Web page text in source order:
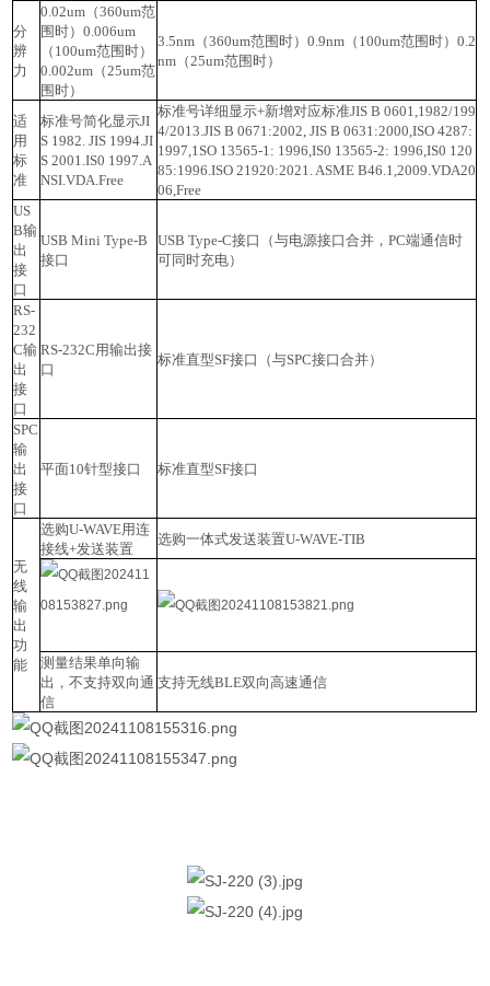
分
辨
力
0.02um（360um范
围时）0.006um
（100um范围时）
0.002um（25um范
围时）
3.5nm（360um范围时）0.9nm（100um范围时）0.2
nm（25um范围时）
适
用
标
准
标准号简化显示JI
S 1982. JIS 1994.JI
S 2001.IS0 1997.A
NSI.VDA.Free
标准号详细显示+新增对应标准JIS B 0601,1982/199
4/2013.JIS B 0671:2002, JIS B 0631:2000,ISO 4287:
1997,1SO 13565-1: 1996,IS0 13565-2: 1996,IS0 120
85:1996.ISO 21920:2021. ASME B46.1,2009.VDA20
06,Free
US
B输
出
接
口
USB Mini Type-B
接口
USB Type-C接口
（与电源接口合并，PC端通信时
可同时充电）
RS-
232
C输
出
接
口
RS-232C用输出接
口
标准直型SF接口（与SPC接口合并）
SPC
输
出
接
口
平面10针型接口 标准直型SF接口
无
线
输
出
功
能
选购U-WAVE用连
接线+发送装置
选购一体式发送装置U-WAVE-TIB
测量结果单向输
出，不支持双向通
信
支持无线BLE双向高速通信